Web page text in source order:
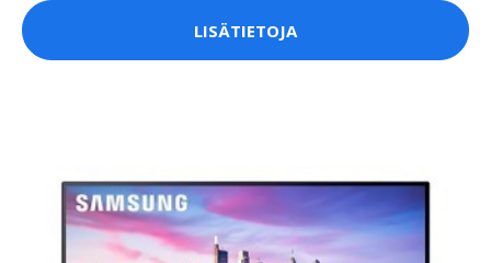
LISÄTIETOJA